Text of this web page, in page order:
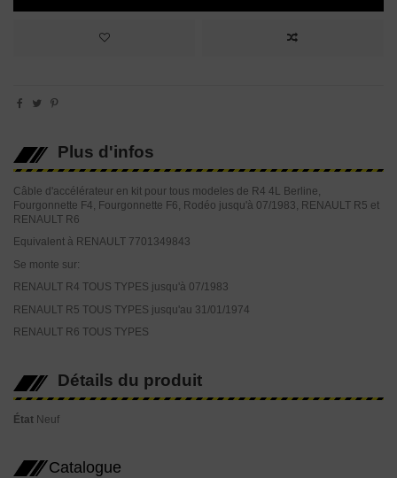
Plus d'infos
Câble d'accélérateur en kit pour tous modeles de R4 4L Berline,
Fourgonnette F4, Fourgonnette F6, Rodéo jusqu'à 07/1983, RENAULT R5 et
RENAULT R6
Equivalent à RENAULT 7701349843
Se monte sur:
RENAULT R4 TOUS TYPES jusqu'à 07/1983
RENAULT R5 TOUS TYPES jusqu'au 31/01/1974
RENAULT R6 TOUS TYPES
Détails du produit
État Neuf
Catalogue